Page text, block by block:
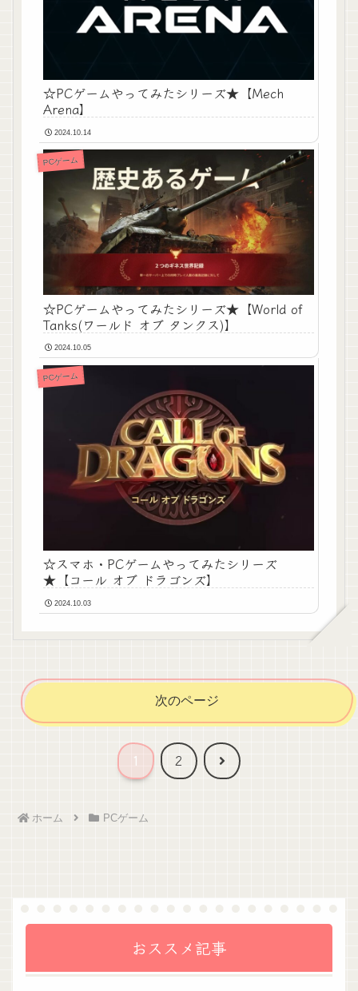
☆PCゲームやってみたシリーズ★【Mech
Arena】
2024.10.14
PCゲーム
☆PCゲームやってみたシリーズ★【World of
Tanks(ワールド オブ タンクス)】
2024.10.05
PCゲーム
☆スマホ・PCゲームやってみたシリーズ
★【コール オブ ドラゴンズ】
2024.10.03
次のページ
1 2
次
ホーム PCゲーム
おススメ記事